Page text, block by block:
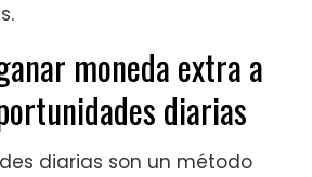
moneda extra a
diarias
diarias son un método